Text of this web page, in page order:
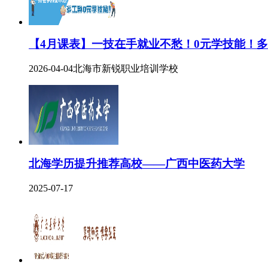
【4月课表】一技在手就业不愁！0元学技能！
2026-04-04北海市新锐职业培训学校
北海学历提升推荐高校——广西中医药大学
2025-07-17